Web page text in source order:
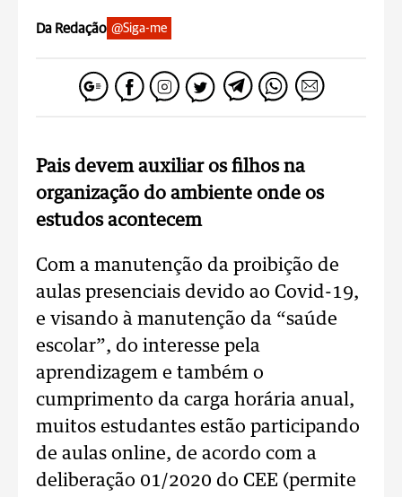
Da Redação @Siga-me
Pais devem auxiliar os filhos na
organização do ambiente onde os
estudos acontecem
Com a manutenção da proibição de
aulas presenciais devido ao Covid-19,
e visando à manutenção da “saúde
escolar”, do interesse pela
aprendizagem e também o
cumprimento da carga horária anual,
muitos estudantes estão participando
de aulas online, de acordo com a
deliberação 01/2020 do CEE (permite